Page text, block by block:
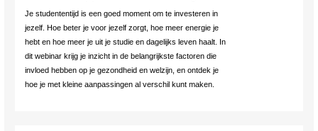
Je studententijd is een goed moment om te investeren in
jezelf. Hoe beter je voor jezelf zorgt, hoe meer energie je
hebt en hoe meer je uit je studie en dagelijks leven haalt. In
dit webinar krijg je inzicht in de belangrijkste factoren die
invloed hebben op je gezondheid en welzijn, en ontdek je
hoe je met kleine aanpassingen al verschil kunt maken.